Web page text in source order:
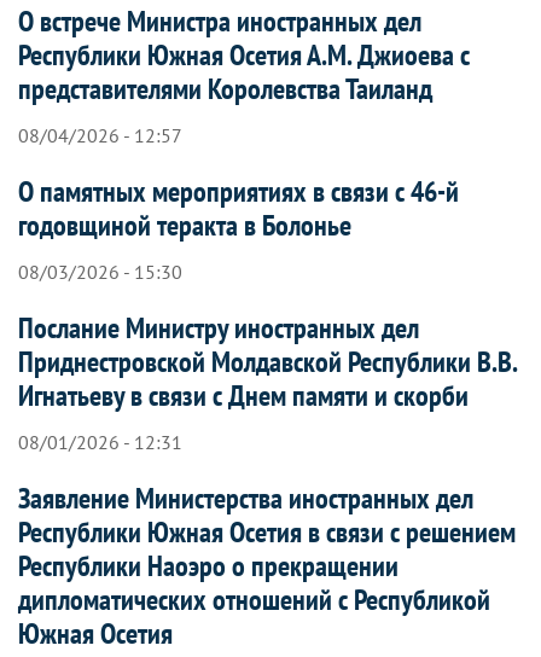
О встрече Министра иностранных дел
Республики Южная Осетия А.М. Джиоева с
представителями Королевства Таиланд
08/04/2026 - 12:57
О памятных мероприятиях в связи с 46-й
годовщиной теракта в Болонье
08/03/2026 - 15:30
Послание Министру иностранных дел
Приднестровской Молдавской Республики В.В.
Игнатьеву в связи с Днем памяти и скорби
08/01/2026 - 12:31
Заявление Министерства иностранных дел
Республики Южная Осетия в связи с решением
Республики Наоэро о прекращении
дипломатических отношений с Республикой
Южная Осетия